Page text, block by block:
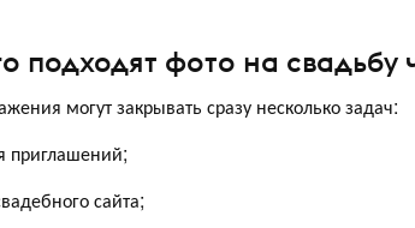
подходят фото на свадьбу
могут закрывать сразу несколько задач:
приглашений;
сайта;